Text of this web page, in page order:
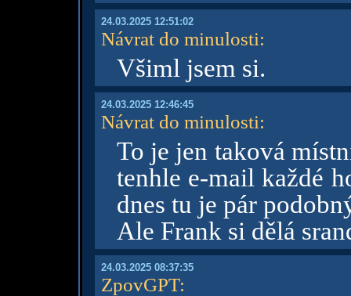
24.03.2025 12:51:02
Návrat do minulosti:
Všiml jsem si.
24.03.2025 12:46:45
Návrat do minulosti:
To je jen taková
tenhle e-mail každé
dnes tu je pár
Ale Frank si dělá
24.03.2025 08:37:35
ZpovGPT: